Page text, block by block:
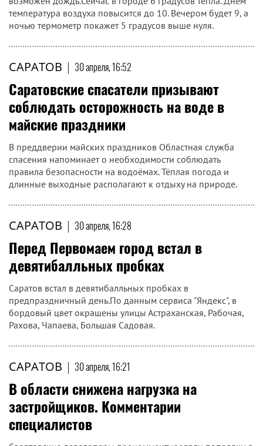
Сегодня, 1 мая, в пятницу в России отмечается День весны
и труда.В этот день: Публикация работы "Species
принята за исходный пункт ботанической номенклатуры.
САРАТОВ|1 мая, 05:05
День весны и труда не порадует
погодой
В Саратове сегодня, 1 мая, ожидается облачная погода,
возможен дождь.Сейчас в городе 6 градусов тепла. Днём
температура воздуха повысится до 10. Вечером будет 9, а
ночью термометр покажет 5 градусов выше нуля.
САРАТОВ | 30 апреля, 16:52
Саратовские спасатели призывают
соблюдать осторожность на воде в
майские праздники
В преддверии майских праздников Областная служба
спасения напоминает о необходимости соблюдать
длинные выходные располагают к отдыху на природе.
САРАТОВ|30 апреля, 16:28
Перед Первомаем город встал в
девятибалльных пробках